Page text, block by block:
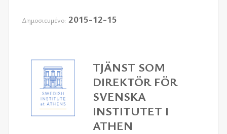
Δημοσιευμένο: 2015-12-15
TJÄNST SOM
DIREKTÖR FÖR
SVENSKA
INSTITUTET I
ATHEN